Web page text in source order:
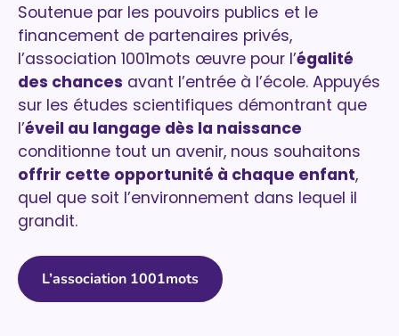
Soutenue par les pouvoirs publics et le
financement de partenaires privés,
l’association 1001mots œuvre pour l’égalité
des chances avant l’entrée à l’école. Appuyés
sur les études scientifiques démontrant que
l’éveil au langage dès la naissance
conditionne tout un avenir, nous souhaitons
offrir cette opportunité à chaque enfant,
quel que soit l’environnement dans lequel il
grandit.
L’association 1001mots